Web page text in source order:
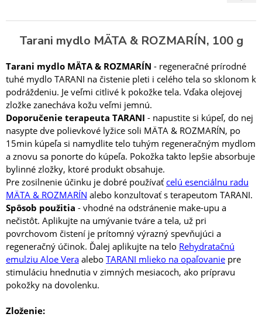
Tarani mydlo MÄTA & ROZMARÍN, 100 g
Tarani mydlo MÄTA & ROZMARÍN - regeneračné prírodné
tuhé mydlo TARANI na čistenie pleti i celého tela so sklonom k
​​podráždeniu. Je veľmi citlivé k pokožke tela. Vďaka olejovej
zložke zanecháva kožu veľmi jemnú.
Doporučenie terapeuta TARANI - napustite si kúpeľ, do nej
nasypte dve polievkové lyžice soli MÄTA & ROZMARÍN, po
15min kúpeľa si namydlite telo tuhým regeneračným mydlom
a znovu sa ponorte do kúpeľa. Pokožka takto lepšie absorbuje
bylinné zložky, ktoré produkt obsahuje.
Pre zosilnenie účinku je dobré používať celú esenciálnu radu
MÄTA & ROZMARÍN alebo konzultovať s terapeutom TARANI.
Spôsob použitia - vhodné na odstránenie make-upu a
nečistôt. Aplikujte na umývanie tváre a tela, už pri
povrchovom čistení je prítomný výrazný spevňujúci a
regeneračný účinok. Ďalej aplikujte na telo Rehydratačnú
emulziu Aloe Vera alebo TARANI mlieko na opaľovanie pre
stimuláciu hnednutia v zimných mesiacoch, ako prípravu
pokožky na dovolenku.
Zloženie: